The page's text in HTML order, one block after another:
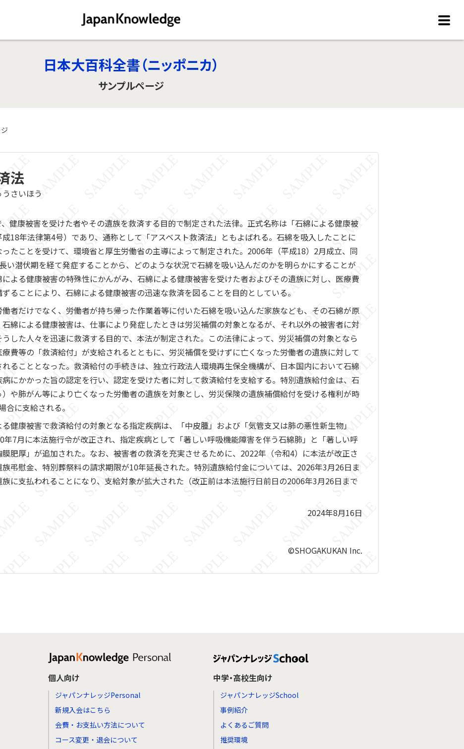
日本大百科全書（ニッポニカ）
サンプルページ
法
さいほう
健康被害を受けた者やその遺族を救済する目的で制定された法律。正式名称は「石綿による健康被
18年法律第4号）であり、通称として「アスベスト救済法」ともよばれる。石綿を吸入したことに
たことを受けて、環境省と厚生労働省の主導によって制定された。2006年（平成18）2月成立、同
い潜伏期を経て発症することから、どのような状況で石綿を吸い込んだのかを明らかにすることが
よる健康被害の特殊性にかんがみ、石綿による健康被害を受けた者およびその遺族に対し、医療費
ることにより、石綿による健康被害の迅速な救済を図ることを目的としている。
者だけでなく、労働者が持ち帰った作業着等に付いた石綿を吸い込んだ家族なども、その石綿が原
綿による健康被害は、仕事により発症したときは労災補償の対象となるが、それ以外の被害者に対
した人々を迅速に救済する目的で、本法が制定された。この法律によって、労災補償の対象となら
費等の「救済給付」が支給されるとともに、労災補償を受けずに亡くなった労働者の遺族に対して
れることとなった。救済給付の手続きは、独立行政法人環境再生保全機構が、日本国内において石綿
にかかった旨の認定を行い、認定を受けた者に対して救済給付を支給する。特別遺族給付金は、石
や肺がん等により亡くなった労働者の遺族を対象とし、労災保険の遺族補償給付を受ける権利が時
合に支給される。
健康被害で救済給付の対象となる指定疾病は、「中皮腫」および「気管支又は肺の悪性新生物」
年7月に本法施行令が改正され、指定疾病として「著しい呼吸機能障害を伴う石綿肺」と「著しい呼
肥厚」が追加された。なお、被害者の救済を充実させるために、2022年（令和4）に本法が改正さ
弔慰金、特別葬祭料の請求期限が10年延長された。特別遺族給付金については、2026年3月26日ま
に支払われることになり、支給対象が拡大された（改正前は本法施行日前日の2006年3月26日まで
2024年8月16日
©SHOGAKUKAN Inc.
個人向け
ジャパンナレッジPersonal
新規入会はこちら
会費・お支払い方法について
コース変更・退会について
中学・高校生向け
ジャパンナレッジSchool
事例紹介
よくあるご質問
推奨環境